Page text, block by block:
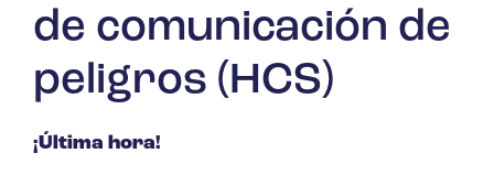
de comunicación de
peligros (HCS)
¡Última hora!